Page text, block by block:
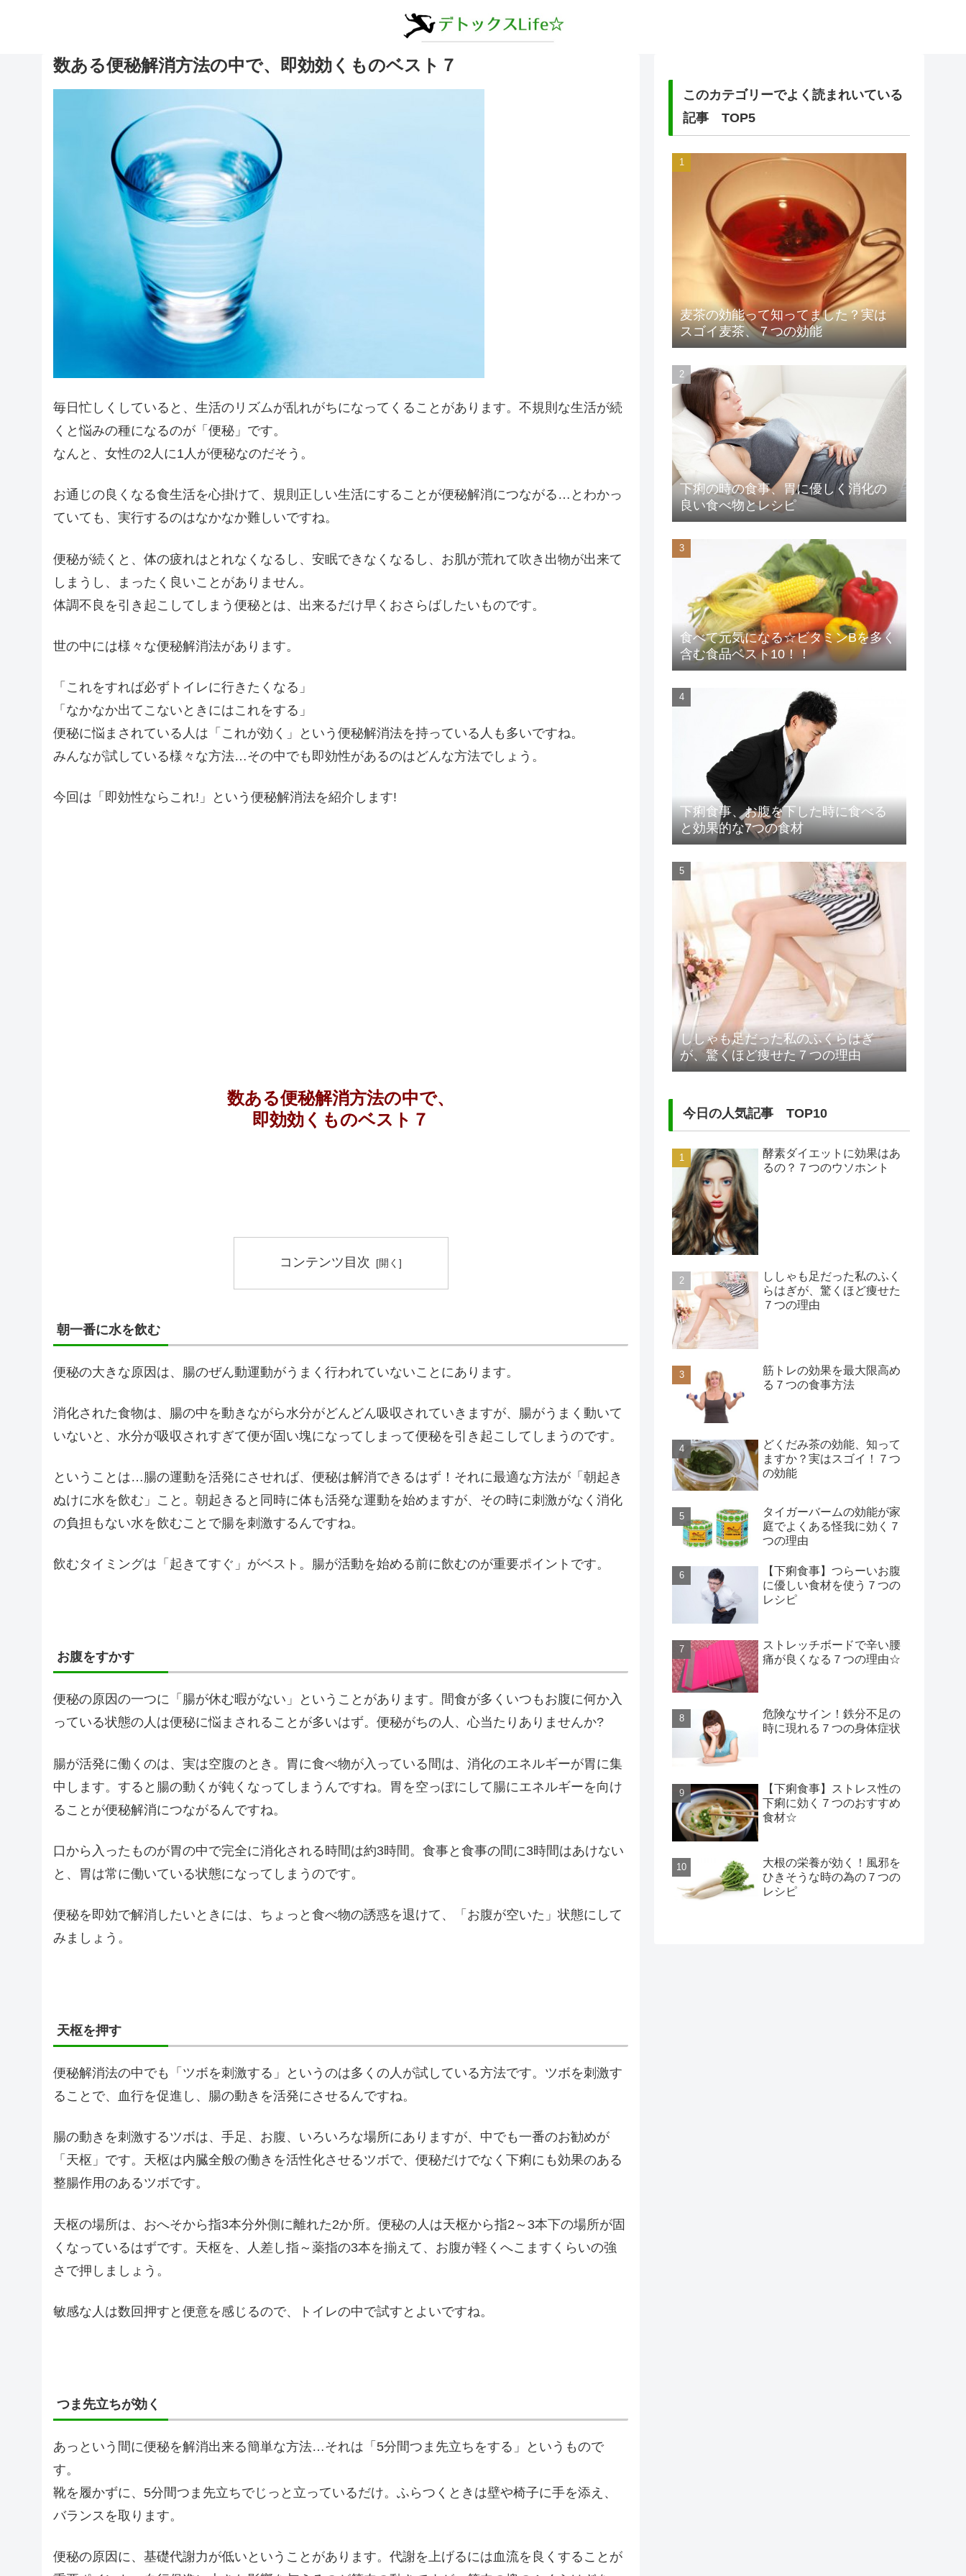
数ある便秘解消方法の中で、即効効くものベスト７
毎日忙しくしていると、生活のリズムが乱れがちになってくることがあります。不規則な生活が続
くと悩みの種になるのが「便秘」です。
なんと、女性の2人に1人が便秘なのだそう。
お通じの良くなる食生活を心掛けて、規則正しい生活にすることが便秘解消につながる…とわかっ
ていても、実行するのはなかなか難しいですね。
便秘が続くと、体の疲れはとれなくなるし、安眠できなくなるし、お肌が荒れて吹き出物が出来て
しまうし、まったく良いことがありません。
体調不良を引き起こしてしまう便秘とは、出来るだけ早くおさらばしたいものです。
世の中には様々な便秘解消法があります。
「これをすれば必ずトイレに行きたくなる」
「なかなか出てこないときにはこれをする」
便秘に悩まされている人は「これが効く」という便秘解消法を持っている人も多いですね。
みんなが試している様々な方法…その中でも即効性があるのはどんな方法でしょう。
今回は「即効性ならこれ!」という便秘解消法を紹介します!
数ある便秘解消方法の中で、
即効効くものベスト７
コンテンツ目次
朝一番に水を飲む
便秘の大きな原因は、腸のぜん動運動がうまく行われていないことにあります。
消化された食物は、腸の中を動きながら水分がどんどん吸収されていきますが、腸がうまく動いて
いないと、水分が吸収されすぎて便が固い塊になってしまって便秘を引き起こしてしまうのです。
ということは…腸の運動を活発にさせれば、便秘は解消できるはず！それに最適な方法が「朝起き
ぬけに水を飲む」こと。朝起きると同時に体も活発な運動を始めますが、その時に刺激がなく消化
の負担もない水を飲むことで腸を刺激するんですね。
飲むタイミングは「起きてすぐ」がベスト。腸が活動を始める前に飲むのが重要ポイントです。
お腹をすかす
便秘の原因の一つに「腸が休む暇がない」ということがあります。間食が多くいつもお腹に何か入
っている状態の人は便秘に悩まされることが多いはず。便秘がちの人、心当たりありませんか?
腸が活発に働くのは、実は空腹のとき。胃に食べ物が入っている間は、消化のエネルギーが胃に集
中します。すると腸の動くが鈍くなってしまうんですね。胃を空っぽにして腸にエネルギーを向け
ることが便秘解消につながるんですね。
口から入ったものが胃の中で完全に消化される時間は約3時間。食事と食事の間に3時間はあけない
と、胃は常に働いている状態になってしまうのです。
便秘を即効で解消したいときには、ちょっと食べ物の誘惑を退けて、「お腹が空いた」状態にして
みましょう。
天枢を押す
便秘解消法の中でも「ツボを刺激する」というのは多くの人が試している方法です。ツボを刺激す
ることで、血行を促進し、腸の動きを活発にさせるんですね。
腸の動きを刺激するツボは、手足、お腹、いろいろな場所にありますが、中でも一番のお勧めが
「天枢」です。天枢は内臓全般の働きを活性化させるツボで、便秘だけでなく下痢にも効果のある
整腸作用のあるツボです。
天枢の場所は、おへそから指3本分外側に離れた2か所。便秘の人は天枢から指2～3本下の場所が固
くなっているはずです。天枢を、人差し指～薬指の3本を揃えて、お腹が軽くへこますくらいの強
さで押しましょう。
敏感な人は数回押すと便意を感じるので、トイレの中で試すとよいですね。
つま先立ちが効く
あっという間に便秘を解消出来る簡単な方法…それは「5分間つま先立ちをする」というもので
す。
靴を履かずに、5分間つま先立ちでじっと立っているだけ。ふらつくときは壁や椅子に手を添え、
バランスを取ります。
便秘の原因に、基礎代謝力が低いということがあります。代謝を上げるには血流を良くすることが
このカテゴリーでよく読まれいている
記事 TOP5
麦茶の効能って知ってました？実は
スゴイ麦茶、７つの効能
下痢の時の食事、胃に優しく消化の
良い食べ物とレシピ
食べて元気になる☆ビタミンBを多く
含む食品ベスト10！！
下痢食事、お腹を下した時に食べる
と効果的な7つの食材
ししゃも足だった私のふくらはぎ
が、驚くほど痩せた７つの理由
今日の人気記事 TOP10
酵素ダイエットに効果はあ
るの？７つのウソホント
ししゃも足だった私のふく
らはぎが、驚くほど痩せた
７つの理由
筋トレの効果を最大限高め
る７つの食事方法
どくだみ茶の効能、知って
ますか？実はスゴイ！７つ
の効能
タイガーバームの効能が家
庭でよくある怪我に効く７
つの理由
【下痢食事】つらーいお腹
に優しい食材を使う７つの
レシピ
ストレッチボードで辛い腰
痛が良くなる７つの理由☆
危険なサイン！鉄分不足の
時に現れる７つの身体症状
【下痢食事】ストレス性の
下痢に効く７つのおすすめ
食材☆
大根の栄養が効く！風邪を
ひきそうな時の為の７つの
レシピ